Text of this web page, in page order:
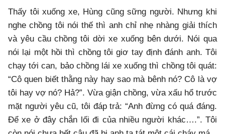
Thấy tôi xuống xe, Hùng cũng sững người. Nhưng khi
nghe chồng tôi nói thế thì anh chỉ nhẹ nhàng giải thích
và yêu cầu chồng tôi dời xe xuống bên dưới. Nói qua
nói lại một hồi thì chồng tôi giơ tay định đánh anh. Tôi
chạy tới can, bảo chồng lái xe xuống thì chồng tôi quát:
“Cô quen biết thằng này hay sao mà bênh nó? Cô là vợ
tôi hay vợ nó? Hả?”. Vừa giận chồng, vừa xấu hổ trước
mặt người yêu cũ, tôi đáp trả: “Anh đừng có quá đáng.
Để xe ở đây chắn lối đi của nhiều người khác….”. Tôi